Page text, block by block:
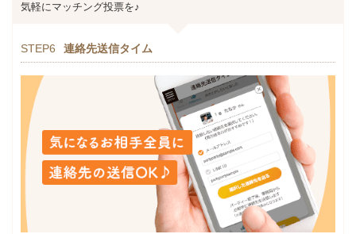
気軽にマッチング投票を♪
STEP6 連絡先送信タイム